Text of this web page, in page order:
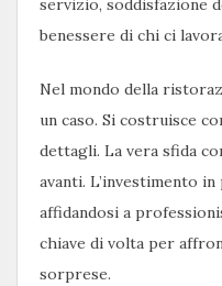
servizio, soddisfazione
benessere di chi ci
Nel mondo della
un caso. Si costruisce
dettagli. La vera sfida
avanti. L’investimento
affidandosi a
chiave di volta per
sorprese.